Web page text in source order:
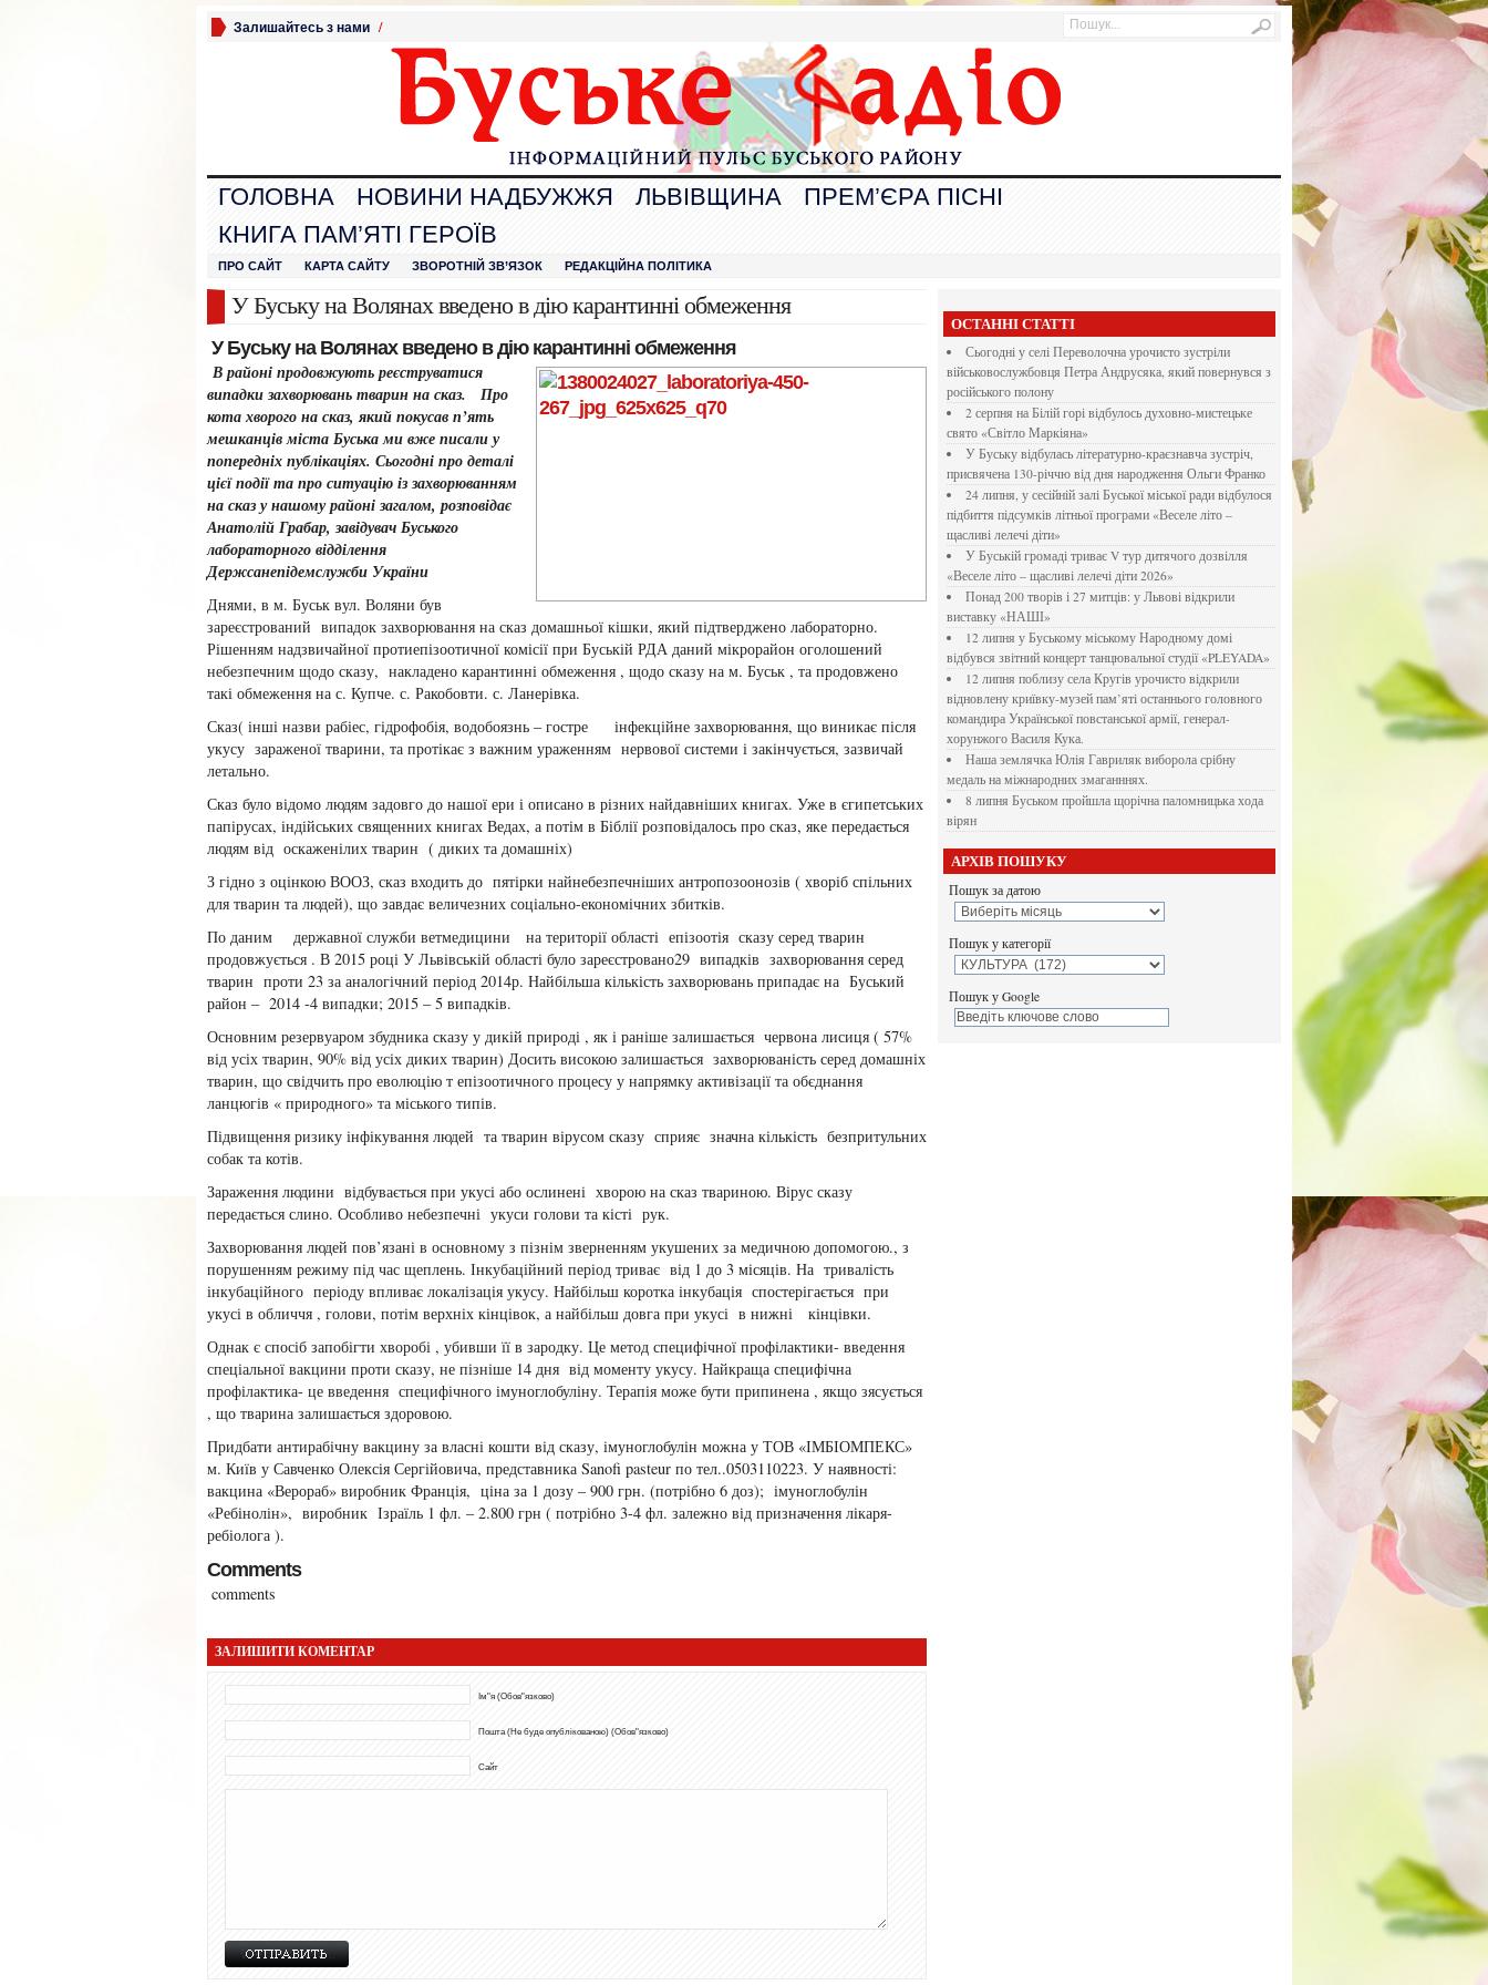
Залишайтесь з нами /
ГОЛОВНА НОВИНИ НАДБУЖЖЯ ЛЬВІВЩИНА
ПРЕМ’ЄРА ПІСНІ
КНИГА ПАМ’ЯТІ ГЕРОЇВ
ПРО САЙТ КАРТА САЙТУ ЗВОРОТНІЙ ЗВ’ЯЗОК РЕДАКЦІЙНА ПОЛІТИКА
У Буську на Волянах введено в дію карантинні обмеження
У Буську на Волянах введено в дію карантинні обмеження
В районі продовжують реєструватися
випадки захворювань тварин на сказ. Про
кота хворого на сказ, який покусав п’ять
мешканців міста Буська ми вже писали у
попередніх публікаціях. Сьогодні про деталі
цієї події та про ситуацію із захворюванням
на сказ у нашому районі загалом, розповідає
Анатолій Грабар, завідувач Буського
лабораторного відділення
Держсанепідемслужби України
Днями, в м. Буськ вул. Воляни був
зареєстрований випадок захворювання на сказ домашньої кішки, який підтверджено лабораторно.
Рішенням надзвичайної протиепізоотичної комісії при Буській РДА даний мікрорайон оголошений
небезпечним щодо сказу, накладено карантинні обмеження , щодо сказу на м. Буськ , та продовжено
такі обмеження на с. Купче. с. Ракобовти. с. Ланерівка.
Сказ( інші назви рабіес, гідрофобія, водобоязнь – гостре інфекційне захворювання, що виникає після
укусу зараженої тварини, та протікає з важним ураженням нервової системи і закінчується, зазвичай
летально.
Сказ було відомо людям задовго до нашої ери і описано в різних найдавніших книгах. Уже в єгипетських
папірусах, індійських священних книгах Ведах, а потім в Біблії розповідалось про сказ, яке передається
людям від оскаженілих тварин ( диких та домашніх)
З гідно з оцінкою ВООЗ, сказ входить до пятірки найнебезпечніших антропозоонозів ( хворіб спільних
для тварин та людей), що завдає величезних соціально-економічних збитків.
По даним державної служби ветмедицини на території області епізоотія сказу серед тварин
продовжується . В 2015 році У Львівській області було зареєстровано29 випадків захворювання серед
тварин проти 23 за аналогічний період 2014р. Найбільша кількість захворювань припадає на Буський
район – 2014 -4 випадки; 2015 – 5 випадків.
Основним резервуаром збудника сказу у дикій природі , як і раніше залишається червона лисиця ( 57%
від усіх тварин, 90% від усіх диких тварин) Досить високою залишається захворюваність серед домашніх
тварин, що свідчить про еволюцію т епізоотичного процесу у напрямку активізації та обєднання
ланцюгів « природного» та міського типів.
Підвищення ризику інфікування людей та тварин вірусом сказу сприяє значна кількість безпритульних
собак та котів.
Зараження людини відбувається при укусі або ослинені хворою на сказ твариною. Вірус сказу
передається слино. Особливо небезпечні укуси голови та кісті рук.
Захворювання людей пов’язані в основному з пізнім зверненням укушених за медичною допомогою., з
порушенням режиму під час щеплень. Інкубаційний період триває від 1 до 3 місяців. На тривалість
інкубаційного періоду впливає локалізація укусу. Найбільш коротка інкубація спостерігається при
укусі в обличчя , голови, потім верхніх кінцівок, а найбільш довга при укусі в нижні кінцівки.
Однак є спосіб запобігти хворобі , убивши її в зародку. Це метод специфічної профілактики- введення
спеціальної вакцини проти сказу, не пізніше 14 дня від моменту укусу. Найкраща специфічна
профілактика- це введення специфічного імуноглобуліну. Терапія може бути припинена , якщо зясується
, що тварина залишається здоровою.
Придбати антирабічну вакцину за власні кошти від сказу, імуноглобулін можна у ТОВ «ІМБІОМПЕКС»
м. Київ у Савченко Олексія Сергійовича, представника Sanofi pasteur по тел..0503110223. У наявності:
вакцина «Верораб» виробник Франція, ціна за 1 дозу – 900 грн. (потрібно 6 доз); імуноглобулін
«Ребінолін», виробник Ізраїль 1 фл. – 2.800 грн ( потрібно 3-4 фл. залежно від призначення лікаря-
ребіолога ).
Comments
comments
ЗАЛИШИТИ КОМЕНТАР
Ім"я (Обов"язково)
Пошта (Не буде опублікованою) (Обов"язково)
Сайт
ОСТАННІ СТАТТІ
Сьогодні у селі Переволочна урочисто зустріли
військовослужбовця Петра Андрусяка, який повернувся з
російського полону
2 серпня на Білій горі відбулось духовно-мистецьке
свято «Світло Маркіяна»
У Буську відбулась літературно-краєзнавча зустріч,
присвячена 130-річчю від дня народження Ольги Франко
24 липня, у сесійній залі Буської міської ради відбулося
підбиття підсумків літньої програми «Веселе літо –
щасливі лелечі діти»
У Буській громаді триває V тур дитячого дозвілля
«Веселе літо – щасливі лелечі діти 2026»
Понад 200 творів і 27 митців: у Львові відкрили
виставку «НАШІ»
12 липня у Буському міському Народному домі
відбувся звітний концерт танцювальної студії «PLEYADA»
12 липня поблизу села Кругів урочисто відкрили
відновлену криївку-музей пам’яті останнього головного
командира Української повстанської армії, генерал-
хорунжого Василя Кука.
Наша землячка Юлія Гавриляк виборола срібну
медаль на міжнародних змаганннях.
8 липня Буськом пройшла щорічна паломницька хода
вірян
АРХІВ ПОШУКУ
Пошук за датою
Пошук у категорії
Пошук у Google